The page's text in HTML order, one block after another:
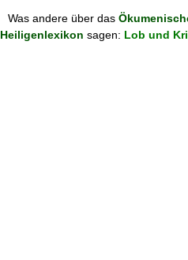
Was andere über das
Heiligenlexikon sagen: Lob und